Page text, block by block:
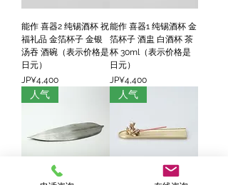
能作 喜器2 纯锡酒杯 祝
福礼品 金箔杯子 金银
汤吞 酒碗（表示价格是
日元）
價格
JP¥4,400
能作 喜器1 纯锡酒杯 金
箔杯子 酒盅 白酒杯 茶
杯 30ml（表示价格是
日元）
價格
JP¥4,400
人气 人气